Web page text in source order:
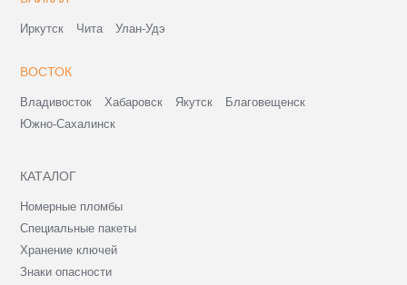
Иркутск Чита Улан-Удэ
ВОСТОК
Владивосток Хабаровск Якутск
Благовещенск
Южно-Сахалинск
КАТАЛОГ
Номерные пломбы
Специальные пакеты
Хранение ключей
Знаки опасности